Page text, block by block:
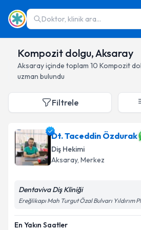
Doktor, klinik ara...
Kompozit dolgu, Aksaray
Aksarayiçinde toplam 10 Kompozit
uzman bulundu
Filtrele
Dt. Taceddin Özdurak
Diş Hekimi
Aksaray, Merkez
Dentaviva Diş Kliniği
Ereğlikapı Mah Turgut Özal Bulvarı Yıldırım
En Yakın Saatler